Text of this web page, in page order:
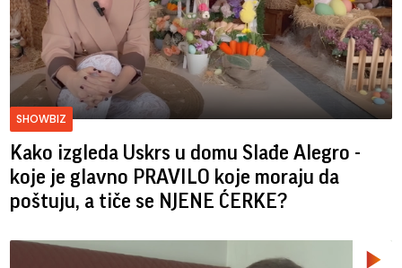
SHOWBIZ
Kako izgleda Uskrs u domu Slađe Alegro -
koje je glavno PRAVILO koje moraju da
poštuju, a tiče se NJENE ĆERKE?